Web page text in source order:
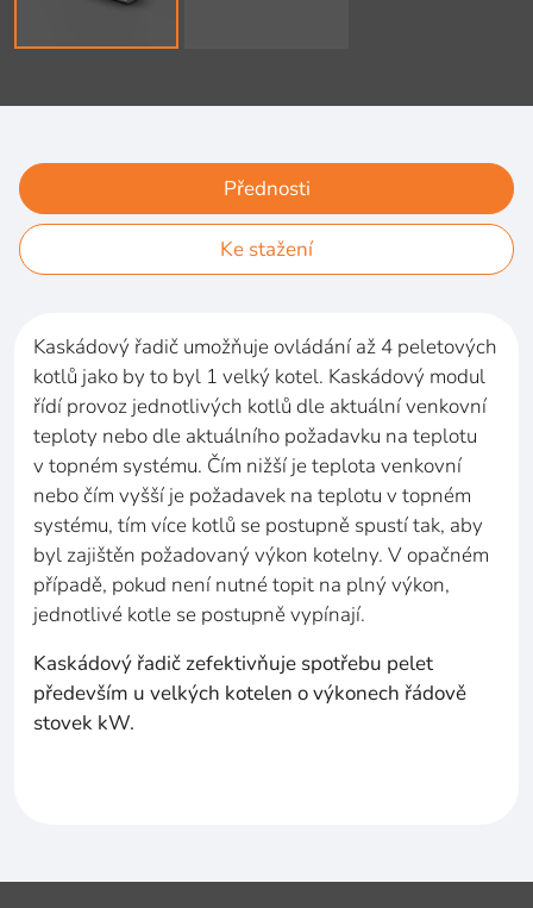
Přednosti
Ke stažení
Kaskádový řadič umožňuje ovládání až 4 peletových
kotlů jako by to byl 1 velký kotel. Kaskádový modul
řídí provoz jednotlivých kotlů dle aktuální venkovní
teploty nebo dle aktuálního požadavku na teplotu
v topném systému. Čím nižší je teplota venkovní
nebo čím vyšší je požadavek na teplotu v topném
systému, tím více kotlů se postupně spustí tak, aby
byl zajištěn požadovaný výkon kotelny. V opačném
případě, pokud není nutné topit na plný výkon,
jednotlivé kotle se postupně vypínají.
Kaskádový řadič zefektivňuje spotřebu pelet
především u velkých kotelen ovýkonech řádově
stovek kW.